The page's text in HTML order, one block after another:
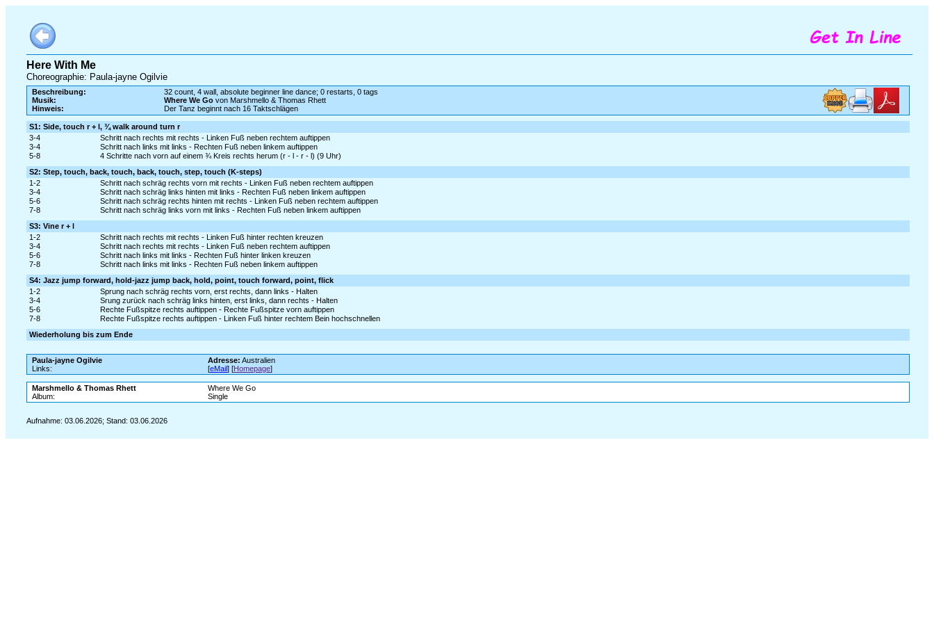
Here With Me
Choreographie: Paula-jayne Ogilvie
Beschreibung:
32 count, 4 wall, absolute beginner line dance; 0 restarts, 0 tags
Musik:
Where We Govon Marshmello & Thomas Rhett
Hinweis:
Der Tanz beginnt nach 16 Taktschlägen
S1: Side, touch r + l, ¾ walk around turn r
3-4
Schritt nach rechts mit rechts - Linken Fuß neben rechtem auftippen
3-4
Schritt nach links mit links - Rechten Fuß neben linkem auftippen
5-8
4 Schritte nach vorn auf einem ¾ Kreis rechts herum (r - l - r - l) (9 Uhr)
S2: Step, touch, back, touch, back, touch, step, touch (K-steps)
1-2
Schritt nach schräg rechts vorn mit rechts - Linken Fuß neben rechtem auftippen
3-4
Schritt nach schräg links hinten mit links - Rechten Fuß neben linkem auftippen
5-6
Schritt nach schräg rechts hinten mit rechts - Linken Fuß neben rechtem auftippen
7-8
Schritt nach schräg links vorn mit links - Rechten Fuß neben linkem auftippen
S3: Vine r + l
1-2
Schritt nach rechts mit rechts - Linken Fuß hinter rechten kreuzen
3-4
Schritt nach rechts mit rechts - Linken Fuß neben rechtem auftippen
5-6
Schritt nach links mit links - Rechten Fuß hinter linken kreuzen
7-8
Schritt nach links mit links - Rechten Fuß neben linkem auftippen
S4: Jazz jump forward, hold-jazz jump back, hold, point, touch forward, point, flick
1-2
Sprung nach schräg rechts vorn, erst rechts, dann links - Halten
3-4
Srung zurück nach schräg links hinten, erst links, dann rechts - Halten
5-6
Rechte Fußspitze rechts auftippen - Rechte Fußspitze vorn auftippen
7-8
Rechte Fußspitze rechts auftippen - Linken Fuß hinter rechtem Bein hochschnellen
Wiederholung bis zum Ende
Paula-jayne Ogilvie Adresse: Australien
Links:
[eMail] [Homepage]
Marshmello & Thomas Rhett
Where We Go
Album:
Single
Aufnahme: 03.06.2026; Stand: 03.06.2026